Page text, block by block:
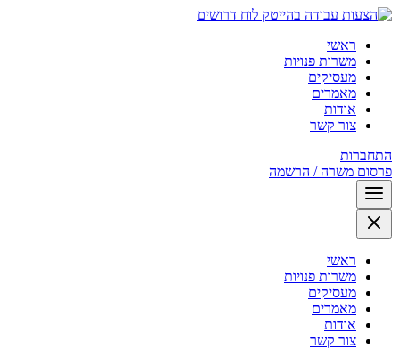
לוח דרושים
ראשי
משרות פנויות
מעסיקים
מאמרים
אודות
צור קשר
התחברות
פרסום משרה / הרשמה
ראשי
משרות פנויות
מעסיקים
מאמרים
אודות
צור קשר